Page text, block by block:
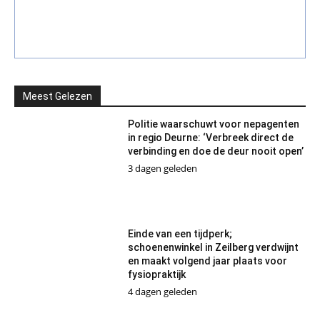
Meest Gelezen
Politie waarschuwt voor nepagenten
in regio Deurne: ‘Verbreek direct de
verbinding en doe de deur nooit open’
3 dagen geleden
Einde van een tijdperk;
schoenenwinkel in Zeilberg verdwijnt
en maakt volgend jaar plaats voor
fysiopraktijk
4 dagen geleden